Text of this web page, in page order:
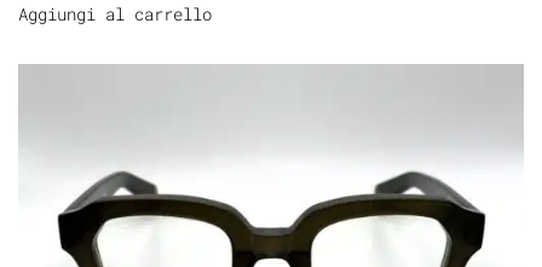
Aggiungi al carrello